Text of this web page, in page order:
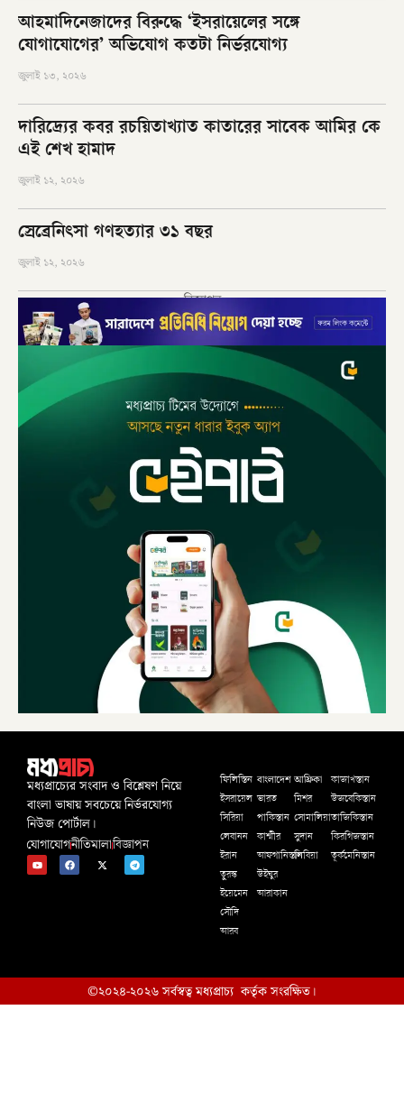
আহমাদিনেজাদের বিরুদ্ধে ‘ইসরায়েলের সঙ্গে
যোগাযোগের’ অভিযোগ কতটা নির্ভরযোগ্য
জুলাই ১৩, ২০২৬
দারিদ্র্যের কবর রচয়িতাখ্যাত কাতারের সাবেক আমির কে
এই শেখ হামাদ
জুলাই ১২, ২০২৬
স্রেব্রেনিৎসা গণহত্যার ৩১ বছর
জুলাই ১২, ২০২৬
বিজ্ঞাপন
মধ্যপ্রাচ্যের সংবাদ ও বিশ্লেষণ নিয়ে
বাংলা ভাষায় সবচেয়ে নির্ভরযোগ্য
নিউজ পোর্টাল।
যোগাযোগনীতিমালাবিজ্ঞাপন
ফিলিস্তিন
ইসরায়েল
সিরিয়া
লেবানন
ইরান
তুরস্ক
ইয়েমেন
সৌদি
আরব
বাংলাদেশ
ভারত
পাকিস্তান
কাশ্মীর
আফগানিস্তান
উইঘুর
আরাকান
আফ্রিকা
মিশর
সোমালিয়া
সুদান
লিবিয়া
কাজাখস্তান
উজবেকিস্তান
তাজিকিস্তান
কিরগিজস্তান
তূর্কমেনিস্তান
©২০২৪-২০২৬ সর্বস্বত্ব মধ্যপ্রাচ্য কর্তৃক সংরক্ষিত।